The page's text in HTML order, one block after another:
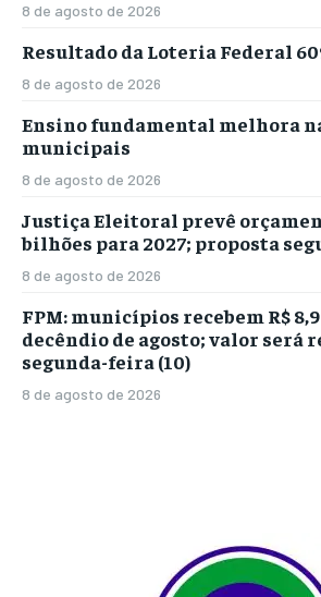
8 de agosto de 2026
Resultado da Loteria Federal
8 de agosto de 2026
Ensino fundamental melhora
municipais
8 de agosto de 2026
Justiça Eleitoral prevê
bilhões para 2027; proposta
8 de agosto de 2026
FPM: municípios recebem R$
decêndio de agosto; valor será
segunda-feira (10)
8 de agosto de 2026